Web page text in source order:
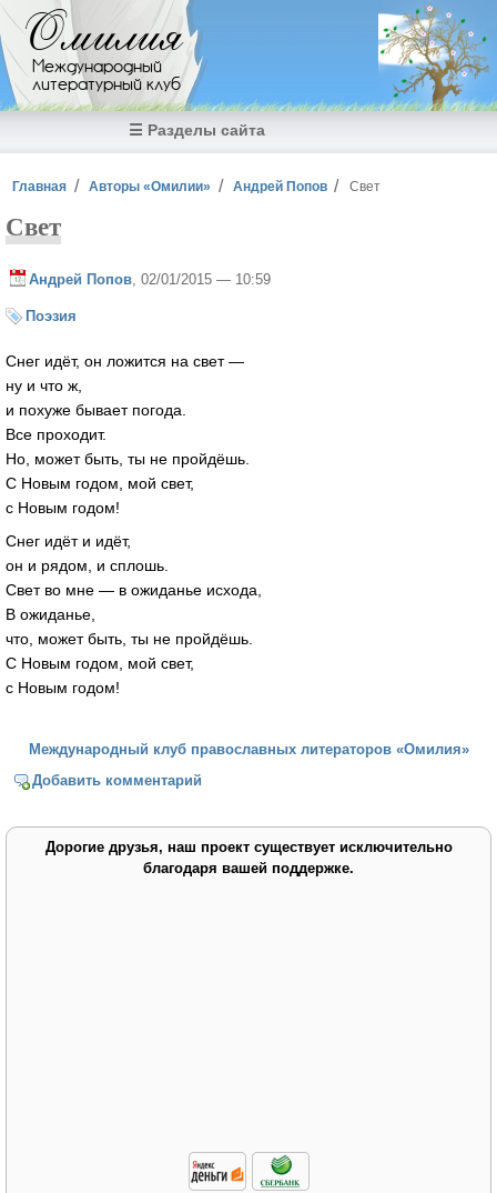
Перейти к основному содержанию
Омилия
Международный
литературный клуб
☰ Разделы сайта
Вы здесь
Главная Авторы «Омилии» Андрей Попов Свет
Свет
Андрей Попов , 02/01/2015 — 10:59
Поэзия
Снег идёт, он ложится на свет —
ну и что ж,
и похуже бывает погода.
Все проходит.
Но, может быть, ты не пройдёшь.
С Новым годом, мой свет,
с Новым годом!
Снег идёт и идёт,
он и рядом, и сплошь.
Свет во мне — в ожиданье исхода,
В ожиданье,
что, может быть, ты не пройдёшь.
С Новым годом, мой свет,
с Новым годом!
Международный клуб православных литераторов «Омилия»
Добавить комментарий
Дорогие друзья, наш проект существует исключительно
благодаря вашей поддержке.